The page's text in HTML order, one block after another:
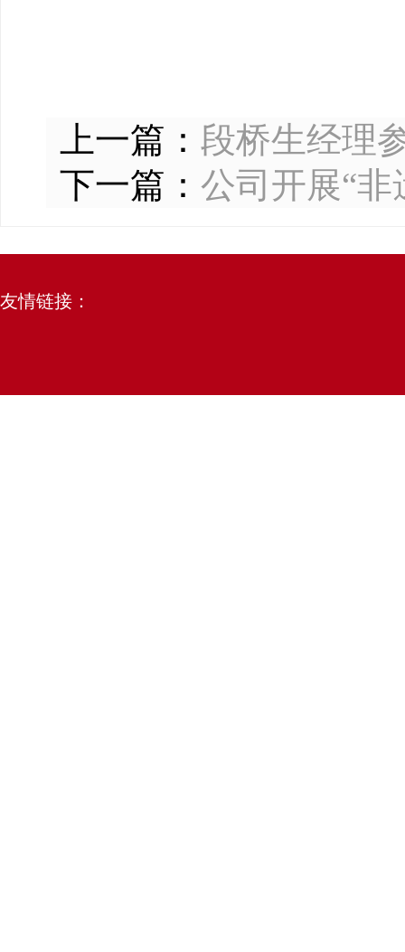
上一篇： 段桥生经理
下一篇： 公司开展“
友情链接：